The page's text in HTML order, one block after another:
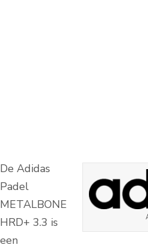
De Adidas
Padel
METALBONE
HRD+ 3.3 is
een